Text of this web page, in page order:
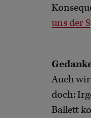
uns der
Auch wir
doch:
Ballett